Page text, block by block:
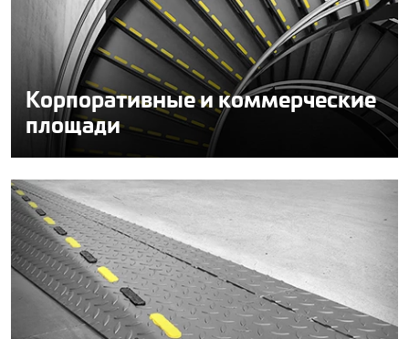
Корпоративные и коммерческие
площади